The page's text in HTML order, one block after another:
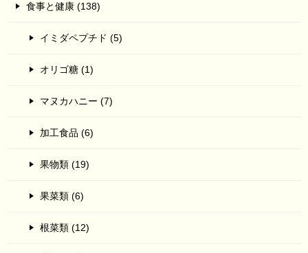
食事と健康 (138)
イミダペプチド (5)
オリゴ糖 (1)
マヌカハニー (7)
加工食品 (6)
果物類 (19)
果菜類 (6)
根菜類 (12)